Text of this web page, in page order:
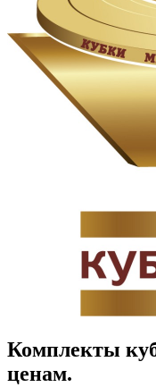
Комплекты
ценам.